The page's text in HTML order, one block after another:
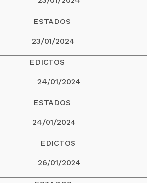
ESTADOS
23/01/2024
EDICTOS
24/01/2024
ESTADOS
24/01/2024
EDICTOS
26/01/2024